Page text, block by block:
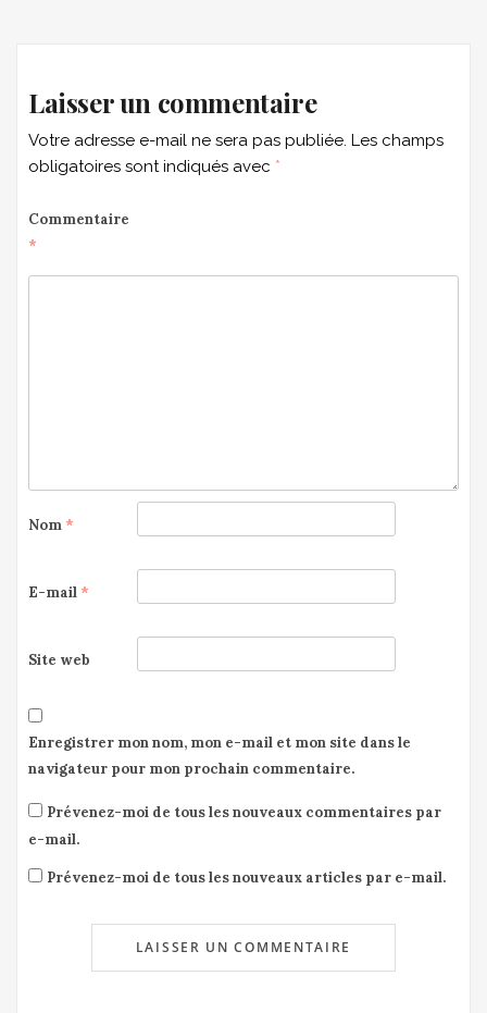
Laisser un commentaire
Votre adresse e-mail ne sera pas publiée. Les champs
obligatoires sont indiqués avec *
Commentaire
*
Nom *
E-mail *
Site web
Enregistrer mon nom, mon e-mail et mon site dans le
navigateur pour mon prochain commentaire.
Prévenez-moi de tous les nouveaux commentaires par
e-mail.
Prévenez-moi de tous les nouveaux articles par e-mail.